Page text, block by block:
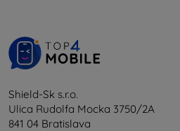
Shield-Sk s.r.o.
Ulica Rudolfa Mocka 3750/2A
841 04 Bratislava